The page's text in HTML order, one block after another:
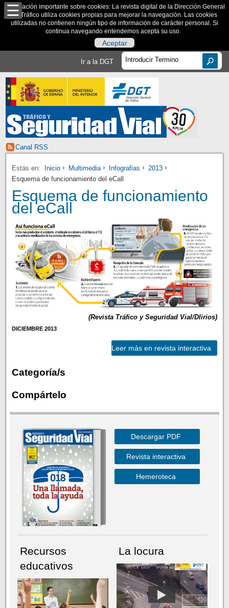
Información importante sobre cookies: La revista digital de la Dirección General
de Tráfico utiliza cookies propias para mejorar la navegación. Las cookies
utilizadas no contienen ningún tipo de información de carácter personal. Si
continua navegando entendemos acepta su uso.
Aceptar
Ir a la DGT
Canal RSS
Estás en: Inicio Multimedia Infografias
2013
Esquema de funcionamiento del eCall
Esquema de funcionamiento
del eCall
(Revista Tráfico y Seguridad Vial/Dlirios)
DICIEMBRE 2013
Leer más en revista interactiva
Categoría/s
Compártelo
Descargar PDF
Revista interactiva
Hemeroteca
Recursos
educativos
La locura